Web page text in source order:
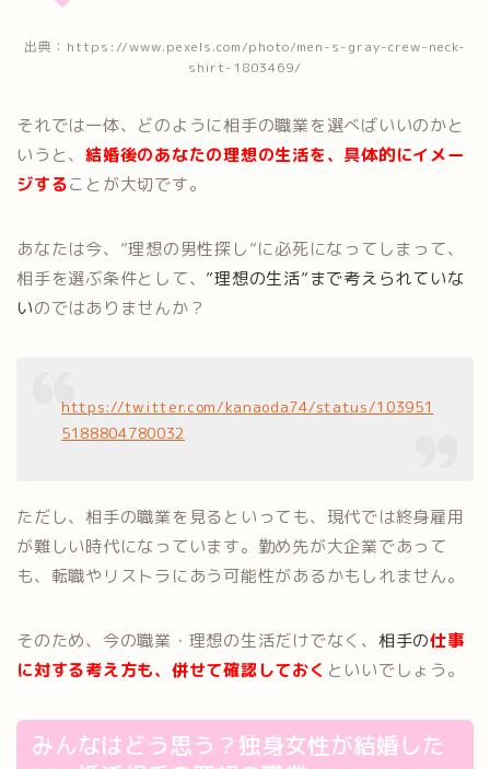
出典：https://www.pexels.com/photo/men-s-gray-crew-neck-
shirt-1803469/
それでは一体、どのように相手の職業を選べばいいのかと
いうと、結婚後のあなたの理想の生活を、具体的にイメー
ジすることが大切です。
あなたは今、”理想の男性探し”に必死になってしまって、
相手を選ぶ条件として、 ”理想の生活”まで考えられていな
いのではありませんか？
https://twitter.com/kanaoda74/status/103951
5188804780032
ただし、相手の職業を見るといっても、現代では終身雇用
が難しい時代になっています。勤め先が大企業であって
も、転職やリストラにあう可能性があるかもしれません。
そのため、今の職業・理想の生活だけでなく、 相手の仕事
に対する考え方も、併せて確認しておく といいでしょう。
みんなはどう思う？独身女性が結婚した